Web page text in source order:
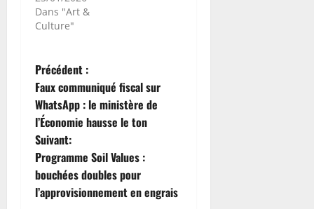
Dans "Art &
Culture"
N
a
v
i
g
Précédent :
Faux communiqué fiscal sur
WhatsApp : le ministère de
l’Économie hausse le ton
Suivant:
Programme Soil Values :
bouchées doubles pour
l’approvisionnement en engrais